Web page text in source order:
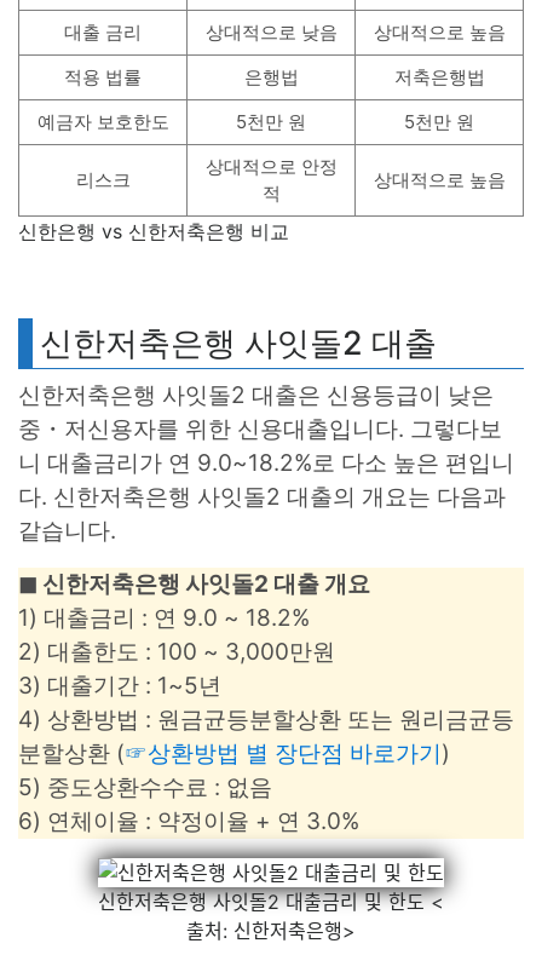
대출 금리
상대적으로 낮음
상대적으로 높음
적용 법률
은행법
저축은행법
예금자 보호한도
5천만 원 5천만 원
리스크
상대적으로 안정
적
상대적으로 높음
신한은행 vs 신한저축은행 비교
신한저축은행 사잇돌2 대출
신한저축은행 사잇돌2 대출은 신용등급이 낮은
중・저신용자를 위한 신용대출입니다. 그렇다보
니 대출금리가 연 9.0~18.2%로 다소 높은 편입니
다. 신한저축은행 사잇돌2 대출의 개요는 다음과
같습니다.
◼︎ 신한저축은행 사잇돌2 대출 개요
1) 대출금리 : 연 9.0 ~ 18.2%
2) 대출한도 : 100 ~ 3,000만원
3) 대출기간 : 1~5년
4) 상환방법 : 원금균등분할상환 또는 원리금균등
분할상환 (☞상환방법 별 장단점 바로가기)
5) 중도상환수수료 : 없음
6) 연체이율 : 약정이율 + 연 3.0%
신한저축은행 사잇돌2 대출금리 및 한도 <
출처: 신한저축은행>